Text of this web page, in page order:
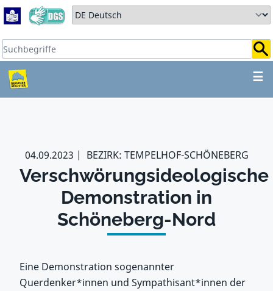
Zum Hauptbereich springen
Zum Hauptmenü springen
Sprache auswählen:
Suchbegriffe:
☰
ZUM HAUPTBEREICH
04.09.2023 BEZIRK: TEMPELHOF-SCHÖNEBERG
Verschwörungsideologische
Demonstration in
Schöneberg-Nord
Eine Demonstration sogenannter
Querdenker*innen und Sympathisant*innen der